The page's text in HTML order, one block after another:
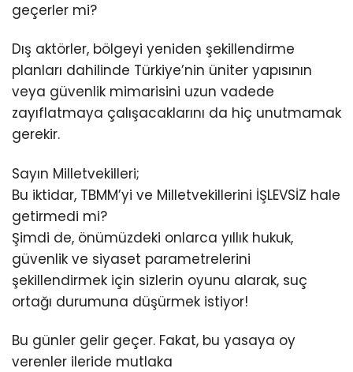
geçerler mi?
Dış aktörler, bölgeyi yeniden şekillendirme
planları dahilinde Türkiye’nin üniter yapısının
veya güvenlik mimarisini uzun vadede
zayıflatmaya çalışacaklarını da hiç unutmamak
gerekir.
Sayın Milletvekilleri;
Bu iktidar, TBMM’yi ve Milletvekillerini İŞLEVSİZ hale
getirmedi mi?
Şimdi de, önümüzdeki onlarca yıllık hukuk,
güvenlik ve siyaset parametrelerini
şekillendirmek için sizlerin oyunu alarak, suç
ortağı durumuna düşürmek istiyor!
Bu günler gelir geçer. Fakat, bu yasaya oy
verenler ileride mutlaka